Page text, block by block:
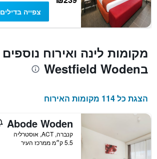
צפייה בדילים
מקומות לינה ואירוח נוספים
בWestfield Woden
הצגת כל 114 מקומות האירוח
Abode Woden
קנברה, ACT, אוסטרליה
5.5 ק״מ ממרכז העיר